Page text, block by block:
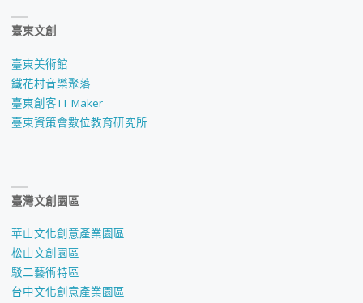
臺東文創
臺東美術館
鐵花村音樂聚落
臺東創客TT Maker
臺東資策會數位教育研究所
臺灣文創園區
華山文化創意產業園區
松山文創園區
駁二藝術特區
台中文化創意產業園區